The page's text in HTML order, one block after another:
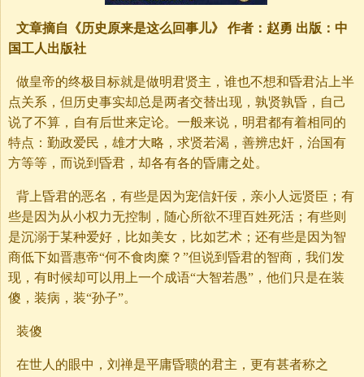
文章摘自《历史原来是这么回事儿》 作者：赵勇 出版：中
国工人出版社
做皇帝的终极目标就是做明君贤主，谁也不想和昏君沾上半
点关系，但历史事实却总是两者交替出现，孰贤孰昏，自己
说了不算，自有后世来定论。一般来说，明君都有着相同的
特点：勤政爱民，雄才大略，求贤若渴，善辨忠奸，治国有
方等等，而说到昏君，却各有各的昏庸之处。
背上昏君的恶名，有些是因为宠信奸佞，亲小人远贤臣；有
些是因为从小权力无控制，随心所欲不理百姓死活；有些则
是沉溺于某种爱好，比如美女，比如艺术；还有些是因为智
商低下如晋惠帝“何不食肉糜？”但说到昏君的智商，我们发
现，有时候却可以用上一个成语“大智若愚”，他们只是在装
傻，装病，装“孙子”。
装傻
在世人的眼中，刘禅是平庸昏聩的君主，更有甚者称之